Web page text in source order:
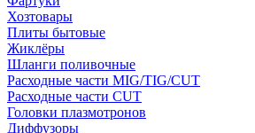
Хозтовары
Плиты бытовые
Жиклёры
Шланги поливочные
Расходные части MIG/TIG/CUT
Расходные части CUT
Головки плазмотронов
Диффузоры